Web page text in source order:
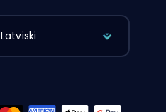
Latviski